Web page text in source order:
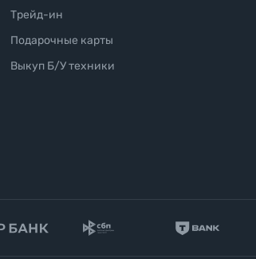
Трейд-ин
Подарочные карты
Выкуп Б/У техники